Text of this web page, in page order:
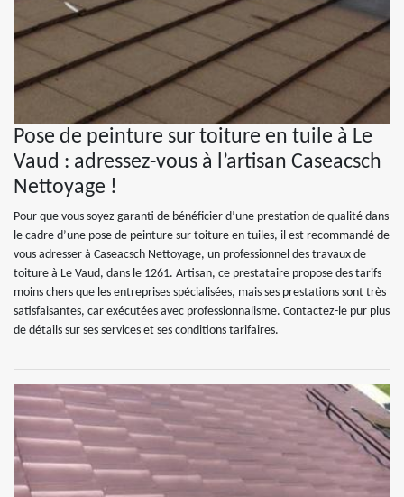
Pose de peinture sur toiture en tuile à Le
Vaud : adressez-vous à l’artisan Caseacsch
Nettoyage !
Pour que vous soyez garanti de bénéficier d’une prestation de qualité dans
le cadre d’une pose de peinture sur toiture en tuiles, il est recommandé de
vous adresser à Caseacsch Nettoyage, un professionnel des travaux de
toiture à Le Vaud, dans le 1261. Artisan, ce prestataire propose des tarifs
moins chers que les entreprises spécialisées, mais ses prestations sont très
satisfaisantes, car exécutées avec professionnalisme. Contactez-le pur plus
de détails sur ses services et ses conditions tarifaires.